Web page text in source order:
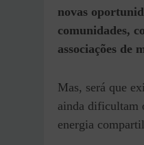
novas
comunidades,
associações de
Mas, será que
ainda dificultam
energia